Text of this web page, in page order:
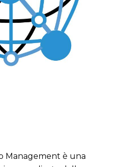
Management è una